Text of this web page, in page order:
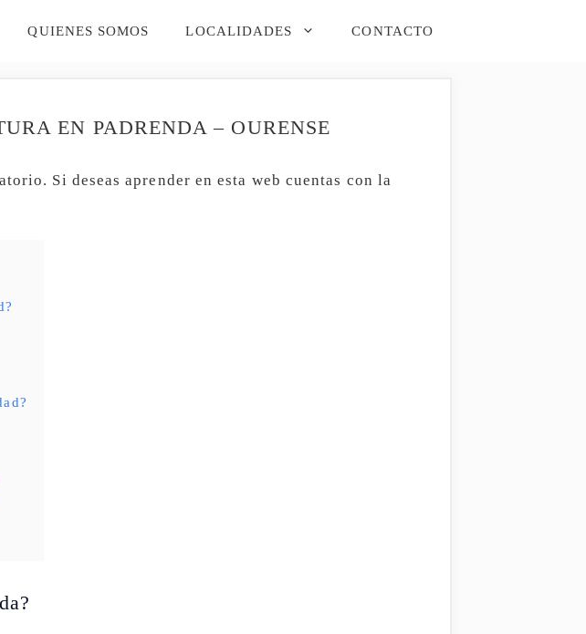
QUIENES SOMOS LOCALIDADES CONTACTO
EN PADRENDA – OURENSE
Si deseas aprender en esta web cuentas con la